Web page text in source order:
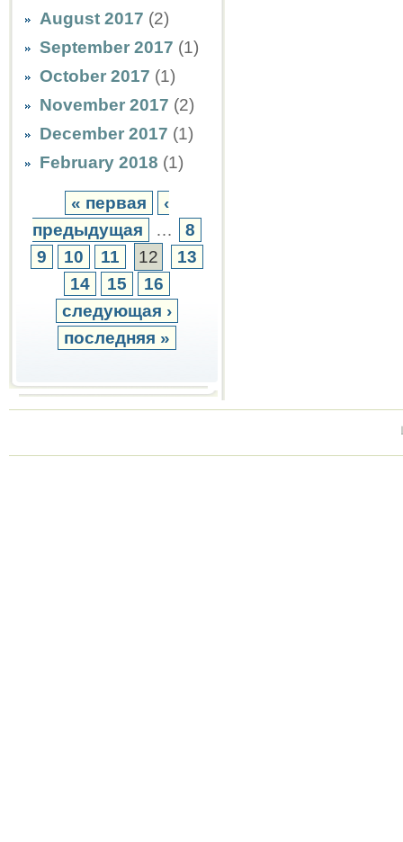
August 2017 (2)
September 2017 (1)
October 2017 (1)
November 2017 (2)
December 2017 (1)
February 2018 (1)
« первая
‹
предыдущая
…
8
9
10 11 12
13
14
15
16
следующая ›
последняя »